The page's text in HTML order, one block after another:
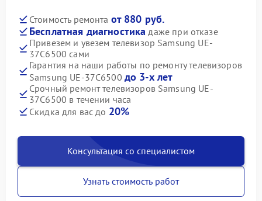
Стоимость ремонта от 880 руб.
Бесплатная диагностика даже при отказе
Привезем и увезем телевизор Samsung UE-
37C6500 сами
Гарантия на наши работы по ремонту телевизоров
Samsung UE-37C6500 до 3-х лет
Срочный ремонт телевизоров Samsung UE-
37C6500 в течении часа
Скидка для вас до 20%
Консультация со специалистом
Узнать стоимость работ